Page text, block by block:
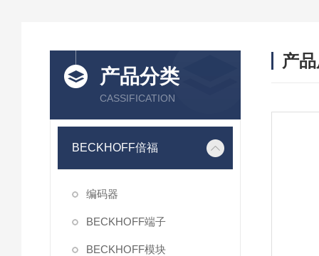
产品分类
CASSIFICATION
BECKHOFF倍福
编码器
BECKHOFF端子
BECKHOFF模块
产